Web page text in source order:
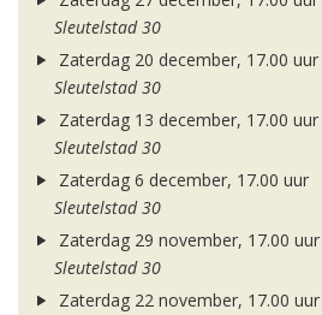
Sleutelstad 30
Zaterdag 20 december, 17.00 uur
Sleutelstad 30
Zaterdag 13 december, 17.00 uur
Sleutelstad 30
Zaterdag 6 december, 17.00 uur
Sleutelstad 30
Zaterdag 29 november, 17.00 uur
Sleutelstad 30
Zaterdag 22 november, 17.00 uur